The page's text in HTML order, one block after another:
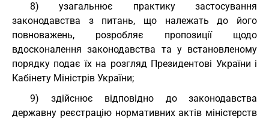
8) узагальнює практику застосування
законодавства з питань, що належать до його
повноважень, розробляє пропозиції щодо
вдосконалення законодавства та у встановленому
порядку подає їх на розгляд Президентові України і
Кабінету Міністрів України;
9) здійснює відповідно до законодавства
державну реєстрацію нормативних актів міністерств